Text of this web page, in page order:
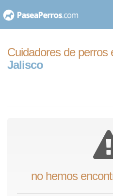
al
Cuidadores de perros
Jalisco
no hemos